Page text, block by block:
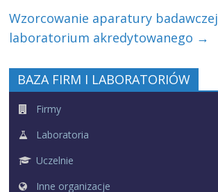
Wzorcowanie aparatury badawczej
laboratorium akredytowanego →
BAZA FIRM I LABORATORIÓW
Firmy
Laboratoria
Uczelnie
Inne organizacje